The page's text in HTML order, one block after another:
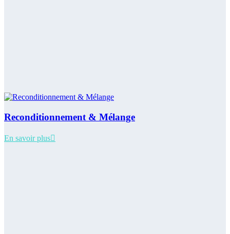
Reconditionnement & Mélange
En savoir plus